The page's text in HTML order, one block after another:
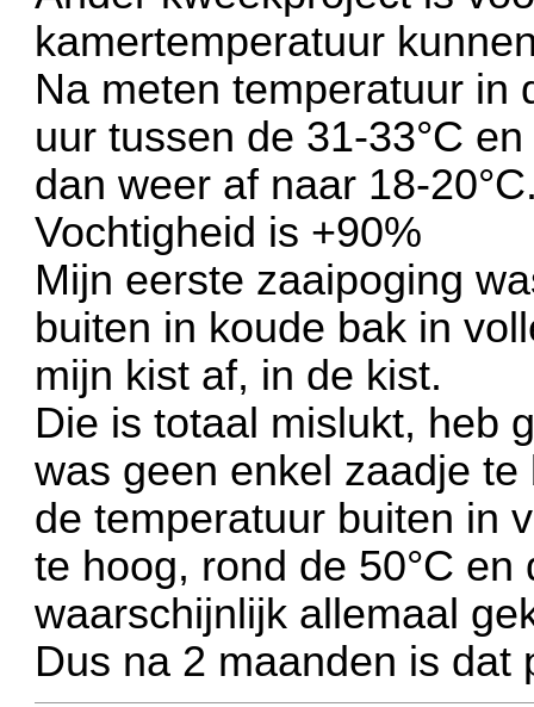
kamertemperatuur
Na meten temperatuur in
uur tussen de 31-33°C
dan weer af naar 18-
Vochtigheid is +90%
Mijn eerste zaaipoging
buiten in koude bak in
mijn kist af, in de kist.
Die is totaal mislukt, heb
was geen enkel zaadje
de temperatuur buiten in
te hoog, rond de 50°C
waarschijnlijk allemaal
Dus na 2 maanden is dat